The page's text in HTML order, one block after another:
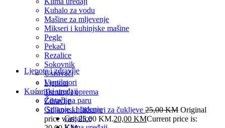
Kuhalo za vodu
Mašine za mljevenje
Mikseri i kuhinjske mašine
Pegle
Pekači
Rezalice
Sokovnik
Usisivači
Ventilatori
Kućanski uređaji
Čistači na paru
Grijanje i hlađenje
Grijalice
Ljepota i zdravlje
Ljepota
Trening i oprema
Zdravlje
Silikonski fiksatori za čukljeve 25,00KM Original
price was: 25,00 KM.20,00 KMCurrent price is: